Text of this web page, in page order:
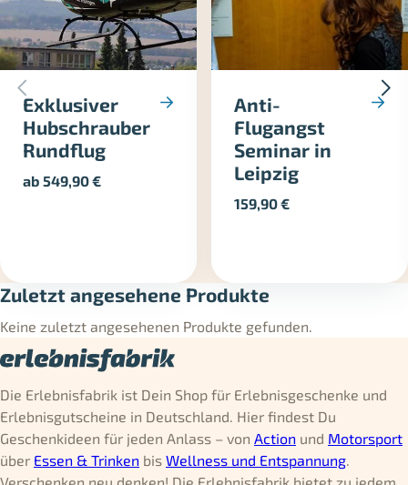
Exklusiver
Hubschrauber
Rundflug
ab549,90€
Anti-
Flugangst
Seminar in
Leipzig
159,90€
Zuletzt angesehene Produkte
Keine zuletzt angesehenen Produkte gefunden.
Die Erlebnisfabrik ist Dein Shop für Erlebnisgeschenke und
Erlebnisgutscheine in Deutschland. Hier findest Du
Geschenkideen für jeden Anlass – von Action und Motorsport
über Essen & Trinken bis Wellness und Entspannung.